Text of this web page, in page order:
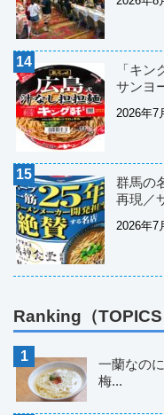
「キ
サンヨ
2026年7
群馬の
再現／
2026年7
Ranking（TOPICS
一蘭なの
梅...